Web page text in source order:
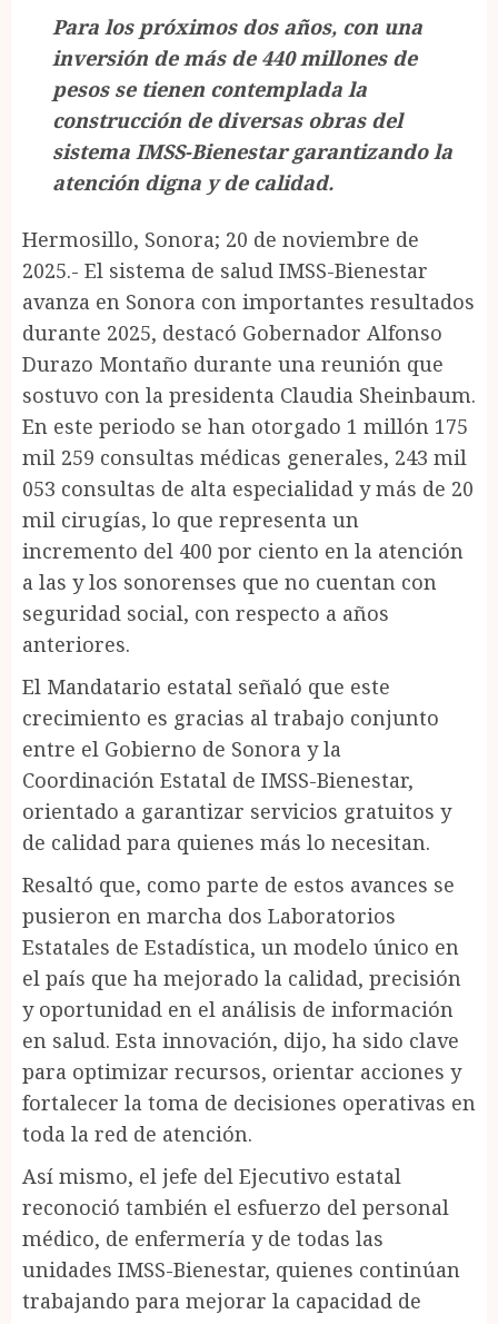
Para los próximos dos años, con una
inversión de más de 440 millones de
pesos se tienen contemplada la
construcción de diversas obras del
sistema IMSS-Bienestar garantizando la
atención digna y de calidad.
Hermosillo, Sonora; 20 de noviembre de
2025.- El sistema de salud IMSS-Bienestar
avanza en Sonora con importantes resultados
durante 2025, destacó Gobernador Alfonso
Durazo Montaño durante una reunión que
sostuvo con la presidenta Claudia Sheinbaum.
En este periodo se han otorgado 1 millón 175
mil 259 consultas médicas generales, 243 mil
053 consultas de alta especialidad y más de 20
mil cirugías, lo que representa un
incremento del 400 por ciento en la atención
a las y los sonorenses que no cuentan con
seguridad social, con respecto a años
anteriores.
El Mandatario estatal señaló que este
crecimiento es gracias al trabajo conjunto
entre el Gobierno de Sonora y la
Coordinación Estatal de IMSS-Bienestar,
orientado a garantizar servicios gratuitos y
de calidad para quienes más lo necesitan.
Resaltó que, como parte de estos avances se
pusieron en marcha dos Laboratorios
Estatales de Estadística, un modelo único en
el país que ha mejorado la calidad, precisión
y oportunidad en el análisis de información
en salud. Esta innovación, dijo, ha sido clave
para optimizar recursos, orientar acciones y
fortalecer la toma de decisiones operativas en
toda la red de atención.
Así mismo, el jefe del Ejecutivo estatal
reconoció también el esfuerzo del personal
médico, de enfermería y de todas las
unidades IMSS-Bienestar, quienes continúan
trabajando para mejorar la capacidad de